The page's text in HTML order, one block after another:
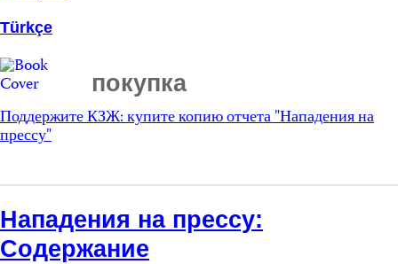
Türkçe
покупка
Поддержите КЗЖ: купите копию отчета "Нападения на
прессу"
Нападения на прессу:
Содержание